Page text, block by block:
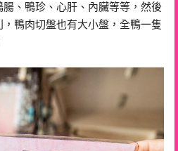
、鴨珍、心肝、內臟等等，然後
鴨肉切盤也有大小盤，全鴨一隻